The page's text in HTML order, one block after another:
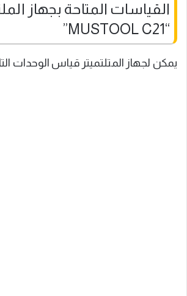
القياسات المتاحة بجهاز
“MUSTOOL C21”
يمكن لجهاز المتلتميتر قياس الوحدات